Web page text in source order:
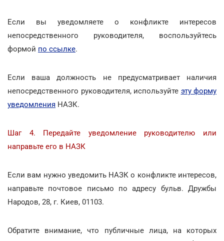
Если вы уведомляете о конфликте интересов
непосредственного руководителя, воспользуйтесь
формой по ссылке.
Если ваша должность не предусматривает наличия
непосредственного руководителя, используйте эту форму
уведомления НАЗК.
Шаг 4. Передайте уведомление руководителю или
направьте его в НАЗК
Если вам нужно уведомить НАЗК о конфликте интересов,
направьте почтовое письмо по адресу бульв. Дружбы
Народов, 28, г. Киев, 01103.
Обратите внимание, что публичные лица, на которых